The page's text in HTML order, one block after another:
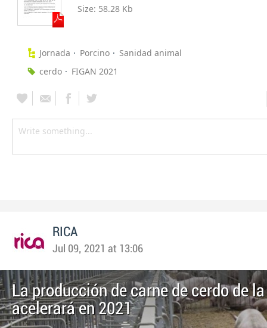
Size: 58.28 Kb
Jornada Porcino
Sanidad animal
cerdo
FIGAN 2021
RICA
Jul 09, 2021 at 13:06
La producción de carne de cerdo de la
acelerará en 2021